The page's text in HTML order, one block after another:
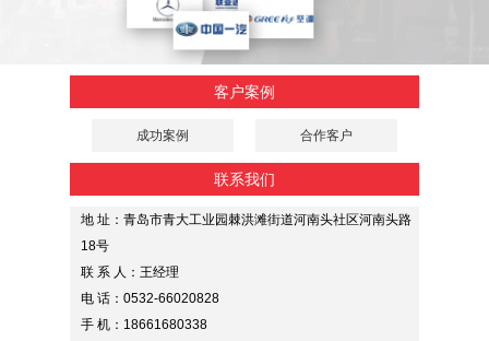
客户案例
成功案例 合作客户
联系我们
地 址：青岛市青大工业园棘洪滩街道河南头社区河南头路
18号
联 系 人：王经理
电 话：0532-66020828
手 机：18661680338